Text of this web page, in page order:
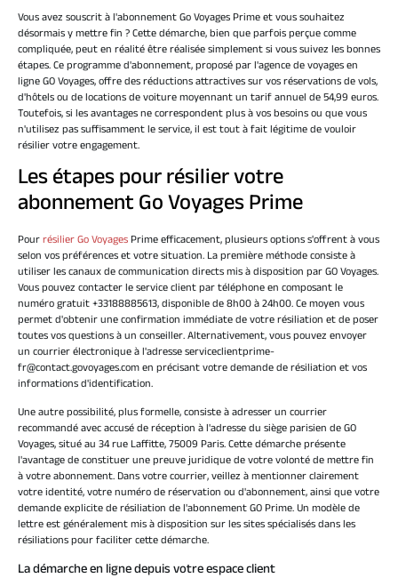
Vous avez souscrit à l'abonnement Go Voyages Prime et vous souhaitez
désormais y mettre fin ? Cette démarche, bien que parfois perçue comme
compliquée, peut en réalité être réalisée simplement si vous suivez les bonnes
étapes. Ce programme d'abonnement, proposé par l'agence de voyages en
ligne GO Voyages, offre des réductions attractives sur vos réservations de vols,
d'hôtels ou de locations de voiture moyennant un tarif annuel de 54,99 euros.
Toutefois, si les avantages ne correspondent plus à vos besoins ou que vous
n'utilisez pas suffisamment le service, il est tout à fait légitime de vouloir
résilier votre engagement.
Les étapes pour résilier votre
abonnement Go Voyages Prime
Pourrésilier Go Voyages Prime efficacement, plusieurs options s'offrent à vous
selon vos préférences et votre situation. La première méthode consiste à
utiliser les canaux de communication directs mis à disposition par GO Voyages.
Vous pouvez contacter le service client par téléphone en composant le
numéro gratuit +33188885613, disponible de 8h00 à 24h00. Ce moyen vous
permet d'obtenir une confirmation immédiate de votre résiliation et de poser
toutes vos questions à un conseiller. Alternativement, vous pouvez envoyer
un courrier électronique à l'adresseserviceclientprime-
fr@contact.govoyages.comen précisant votre demande de résiliation et vos
informations d'identification.
Une autre possibilité, plus formelle, consiste à adresser un courrier
recommandé avec accusé de réception à l'adresse du siège parisien de GO
Voyages, situé au 34 rue Laffitte, 75009 Paris. Cette démarche présente
l'avantage de constituer une preuve juridique de votre volonté de mettre fin
à votre abonnement. Dans votre courrier, veillez à mentionner clairement
votre identité, votre numéro de réservation ou d'abonnement, ainsi que votre
demande explicite de résiliation de l'abonnement GO Prime. Un modèle de
lettre est généralement mis à disposition sur les sites spécialisés dans les
résiliations pour faciliter cette démarche.
La démarche en ligne depuis votre espace client